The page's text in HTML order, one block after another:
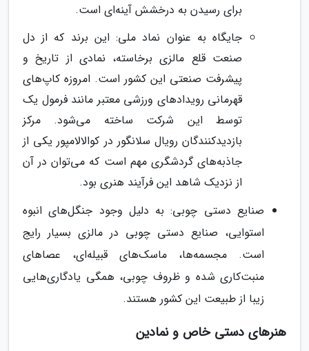
برای رسیدن به درخشش آینه‌ای است.
جایگاه به عنوان نماد ملی: این برند که از دل
صنعت قلع مالزی برخاسته، نمادی از تاریخ و
پیشرفت صنعتی این کشور است. امروزه کاپ‌های
قهرمانی رویدادهای ورزشی معتبر مانند فرمول یک
توسط این شرکت ساخته می‌شود. مرکز
بازدیدکنندگان رویال سلانگور در کوالالامپور یکی از
جاذبه‌های گردشگری مهم است که می‌توان در آن
از نزدیک شاهد این فرآیند هنری بود.
صنایع دستی چوبی: به دلیل وجود جنگل‌های انبوه
استوایی، صنایع دستی چوبی در مالزی بسیار رایج
است. مجسمه‌ها، ماسک‌های قبیله‌ای، عصاهای
منبت‌کاری شده و ظروف چوبی، همگی یادگاری‌هایی
زیبا از طبیعت این کشور هستند.
هنرهای دستی خاص و نمادین